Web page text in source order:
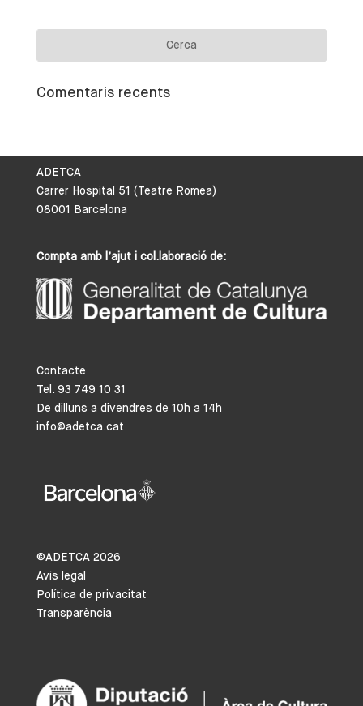
Comentaris recents
ADETCA
Carrer Hospital 51 (Teatre Romea)
08001 Barcelona
Compta amb l’ajut i col.laboració de:
Contacte
Tel. 93 749 10 31
De dilluns a divendres de 10h a 14h
info@adetca.cat
©ADETCA 2026
Avís legal
Política de privacitat
Transparència